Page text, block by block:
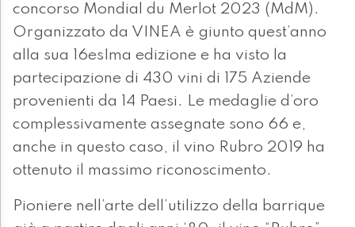
concorso Mondial du Merlot 2023 (MdM).
Organizzato da VINEA è giunto quest’anno
alla sua 16esIma edizione e ha visto la
partecipazione di 430 vini di 175 Aziende
provenienti da 14 Paesi. Le medaglie d’oro
complessivamente assegnate sono 66 e,
anche in questo caso, il vino Rubro 2019 ha
ottenuto il massimo riconoscimento.
Pioniere nell’arte dell’utilizzo della barrique